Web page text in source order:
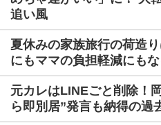
追い風
夏休みの家族旅行の荷造
にもママの負担軽減にも
元カレはLINEごと削除！
ら即別居”発言も納得の過